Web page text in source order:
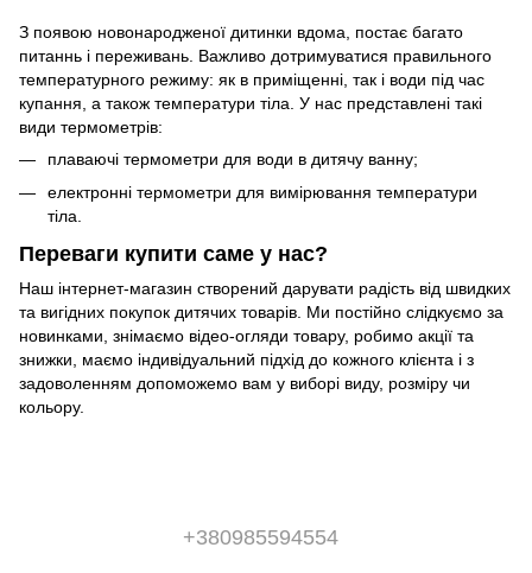
З появою новонародженої дитинки вдома, постає багато
питаннь і переживань. Важливо дотримуватися правильного
температурного режиму: як в приміщенні, так і води під час
купання, а також температури тіла. У нас представлені такі
види термометрів:
плаваючі термометри для води в дитячу ванну;
електронні термометри для вимірювання температури
тіла.
Переваги купити саме у нас?
Наш інтернет-магазин створений дарувати радість від швидких
та вигідних покупок дитячих товарів. Ми постійно слідкуємо за
новинками, знімаємо відео-огляди товару, робимо акції та
знижки, маємо індивідуальний підхід до кожного клієнта і з
задоволенням допоможемо вам у виборі виду, розміру чи
кольору.
+380985594554